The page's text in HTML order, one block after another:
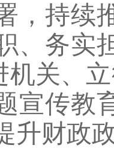
，持续
、务实
机关、
宣传教
升财政